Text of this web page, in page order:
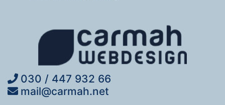
030 / 447 932 66
mail@carmah.net